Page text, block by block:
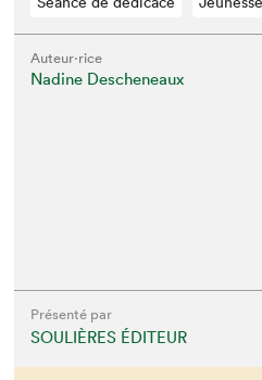
Auteur·rice
Nadine Descheneaux
Présenté par
SOULIÈRES ÉDITEUR